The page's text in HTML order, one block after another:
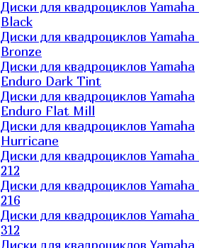
Диски для квадроциклов
Black
Диски для квадроциклов
Bronze
Диски для квадроциклов Yamaha
Enduro Dark Tint
Диски для квадроциклов Yamaha
Enduro Flat Mill
Диски для квадроциклов Yamaha
Hurricane
Диски для квадроциклов
212
Диски для квадроциклов
216
Диски для квадроциклов
312
Диски для квадроциклов